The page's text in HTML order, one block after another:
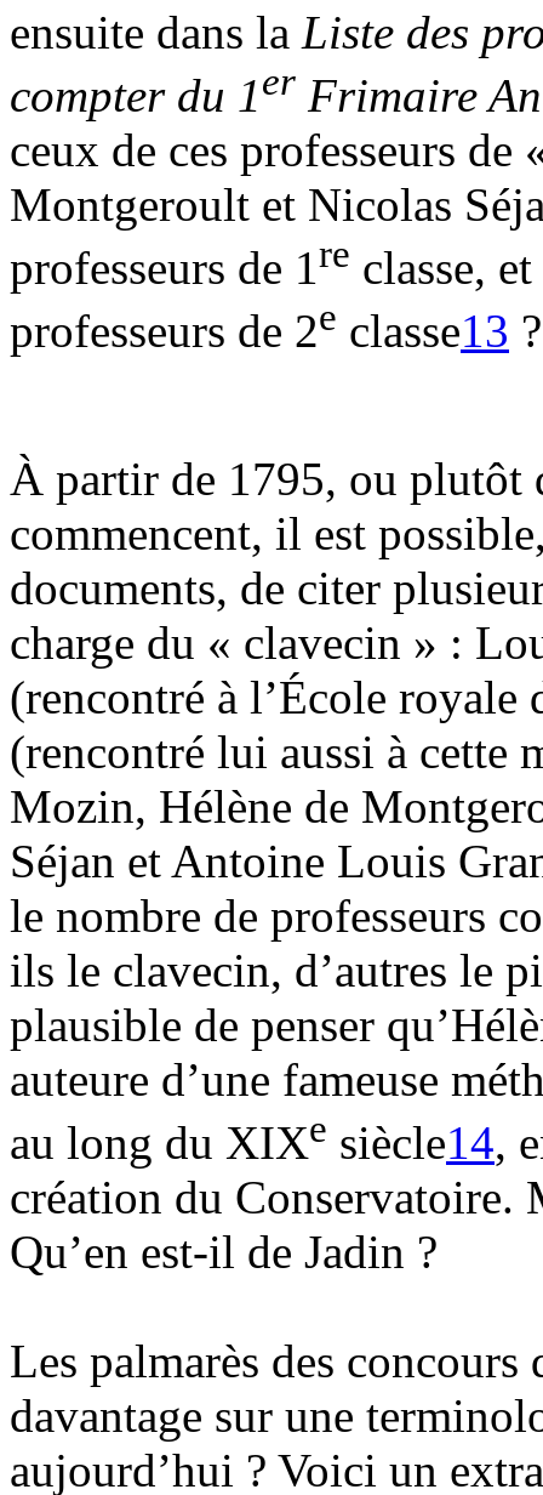
ensuite dans la Liste des
compter du 1er Frimaire
ceux de ces professeurs
Montgeroult et Nicolas
professeurs de 1re classe,
professeurs de 2e classe13 ?
À partir de 1795, ou plutôt
commencent, il est
documents, de citer
charge du « clavecin » :
(rencontré à l’École
(rencontré lui aussi à cette
Mozin, Hélène de
Séjan et Antoine Louis
le nombre de professeurs
ils le clavecin, d’autres le
plausible de penser
auteure d’une fameuse
au long du XIXe siècle14,
création du Conservatoire.
Qu’en est-il de Jadin ?
Les palmarès des
davantage sur une
aujourd’hui ? Voici un